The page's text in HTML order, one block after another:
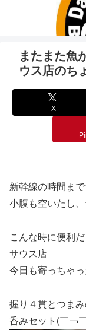
またまた魚
ウス店のち
X
新幹線の時間ま
小腹も空いたし
こんな時に便利
サウス店
今日も寄っちゃっ
握り４貫とつま
呑みセット(￣￢